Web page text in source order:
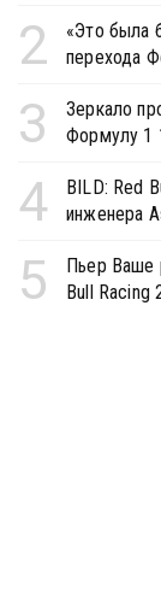
2
«Это была
перехода
3
Зеркало
Формулу 1
4
BILD: Red
инженера
5
Пьер Ваше
Bull Racing